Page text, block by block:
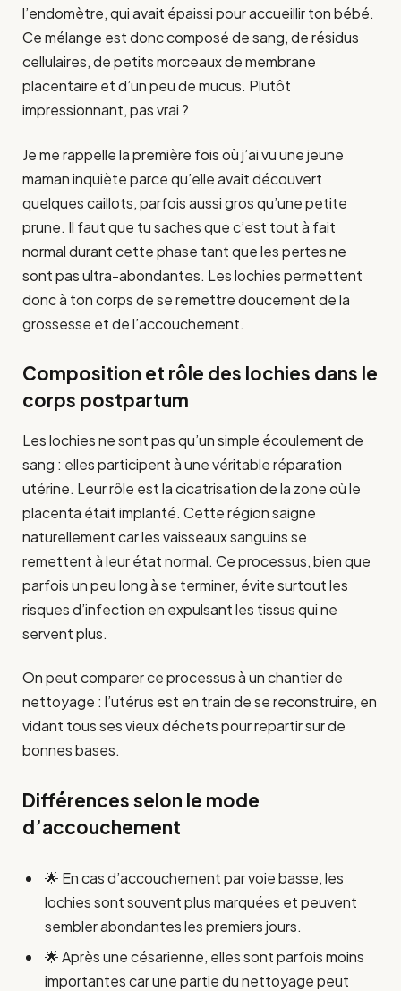
l’endomètre, qui avait épaissi pour accueillir ton bébé.
Ce mélange est donc composé de sang, de résidus
cellulaires, de petits morceaux de membrane
placentaire et d’un peu de mucus. Plutôt
impressionnant, pas vrai ?
Je me rappelle la première fois où j’ai vu une jeune
maman inquiète parce qu’elle avait découvert
quelques caillots, parfois aussi gros qu’une petite
prune. Il faut que tu saches que c’est tout à fait
normal durant cette phase tant que les pertes ne
sont pas ultra-abondantes. Les lochies permettent
donc à ton corps de se remettre doucement de la
grossesse et de l’accouchement.
Composition et rôle des lochies dans le
corps postpartum
Les lochies ne sont pas qu’un simple écoulement de
sang : elles participent à une véritable réparation
utérine. Leur rôle est la cicatrisation de la zone où le
placenta était implanté. Cette région saigne
naturellement car les vaisseaux sanguins se
remettent à leur état normal. Ce processus, bien que
parfois un peu long à se terminer, évite surtout les
risques d’infection en expulsant les tissus qui ne
servent plus.
On peut comparer ce processus à un chantier de
nettoyage : l’utérus est en train de se reconstruire, en
vidant tous ses vieux déchets pour repartir sur de
bonnes bases.
Différences selon le mode
d’accouchement
🌟 En cas d’accouchement par voie basse, les
lochies sont souvent plus marquées et peuvent
sembler abondantes les premiers jours.
🌟 Après une césarienne, elles sont parfois moins
importantes car une partie du nettoyage peut